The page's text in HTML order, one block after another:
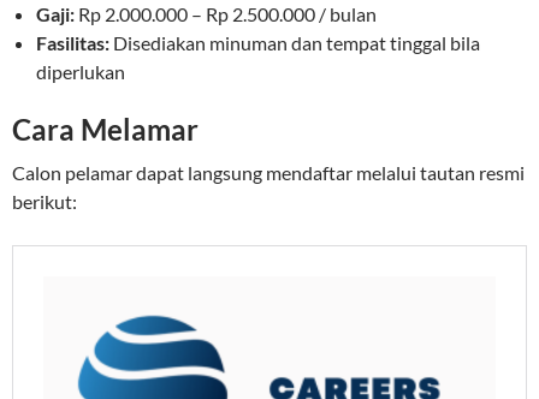
Gaji: Rp 2.000.000 – Rp 2.500.000 / bulan
Fasilitas: Disediakan minuman dan tempat tinggal bila
diperlukan
Cara Melamar
Calon pelamar dapat langsung mendaftar melalui tautan resmi
berikut: